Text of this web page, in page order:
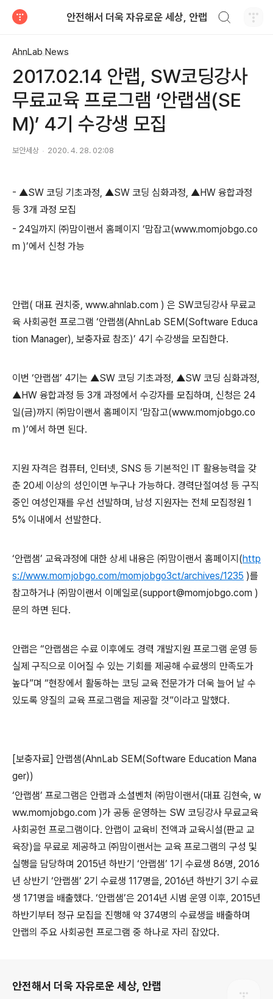
안전해서 더욱 자유로운 세상, 안랩
AhnLab News
2017.02.14 안랩, SW코딩강사
무료교육 프로그램 ‘안랩샘(SE
M)’ 4기 수강생 모집
보안세상 2020. 4. 28. 02:08
- ▲SW 코딩 기초과정, ▲SW 코딩 심화과정, ▲HW 융합과정
등 3개 과정 모집
- 24일까지 ㈜맘이랜서 홈페이지 ‘맘잡고(www.momjobgo.co
m )’에서 신청 가능
안랩( 대표 권치중, www.ahnlab.com ) 은 SW코딩강사 무료교
육 사회공헌 프로그램 ‘안랩샘(AhnLab SEM(Software Educa
tion Manager), 보충자료 참조)’ 4기 수강생을 모집한다.
이번 ‘안랩샙’ 4기는 ▲SW 코딩 기초과정, ▲SW 코딩 심화과정,
▲HW 융합과정 등 3개 과정에서 수강자를 모집하며, 신청은 24
일(금)까지 ㈜맘이랜서 홈페이지 ‘맘잡고(www.momjobgo.co
m )’에서 하면 된다.
지원 자격은 컴퓨터, 인터넷, SNS 등 기본적인 IT 활용능력을 갖
춘 20세 이상의 성인이면 누구나 가능하다. 경력단절여성 등 구직
중인 여성인재를 우선 선발하며, 남성 지원자는 전체 모집정원 1
5% 이내에서 선발한다.
‘안랩샘’ 교육과정에 대한 상세 내용은 ㈜맘이랜서 홈페이지(http
s://www.momjobgo.com/momjobgo3ct/archives/1235 )를
참고하거나 ㈜맘이랜서 이메일로(support@momjobgo.com )
문의 하면 된다.
안랩은 “안랩샘은 수료 이후에도 경력 개발지원 프로그램 운영 등
실제 구직으로 이어질 수 있는 기회를 제공해 수료생의 만족도가
높다”며 “현장에서 활동하는 코딩 교육 전문가가 더욱 늘어 날 수
있도록 양질의 교육 프로그램을 제공할 것”이라고 말했다.
[보충자료] 안랩샘(AhnLab SEM(Software Education Mana
ger))
‘안랩샘’ 프로그램은 안랩과 소셜벤처 ㈜맘이랜서(대표 김현숙, w
ww.momjobgo.com )가 공동 운영하는 SW 코딩강사 무료교육
사회공헌 프로그램이다. 안랩이 교육비 전액과 교육시설(판교 교
육장)을 무료로 제공하고 ㈜맘이랜서는 교육 프로그램의 구성 및
실행을 담당하며 2015년 하반기 ‘안랩샘’ 1기 수료생 86명, 2016
년 상반기 ‘안랩샘’ 2기 수료생 117명을, 2016년 하반기 3기 수료
생 171명을 배출했다. ‘안랩샘’은 2014년 시범 운영 이후, 2015년
하반기부터 정규 모집을 진행해 약 374명의 수료생을 배출하며
안랩의 주요 사회공헌 프로그램 중 하나로 자리 잡았다.
안전해서 더욱 자유로운 세상, 안랩